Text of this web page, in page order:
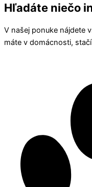
Hľadáte niečo
V našej ponuke nájdete
máte v domácnosti,